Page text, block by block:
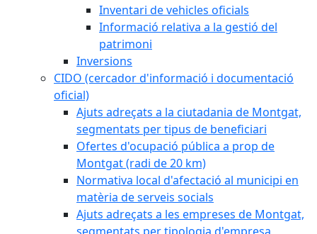
Inventari de vehicles oficials
Informació relativa a la gestió del
patrimoni
Inversions
CIDO (cercador d'informació i documentació
oficial)
Ajuts adreçats a la ciutadania de Montgat,
segmentats per tipus de beneficiari
Ofertes d'ocupació pública a prop de
Montgat (radi de 20 km)
Normativa local d'afectació al municipi en
matèria de serveis socials
Ajuts adreçats a les empreses de Montgat,